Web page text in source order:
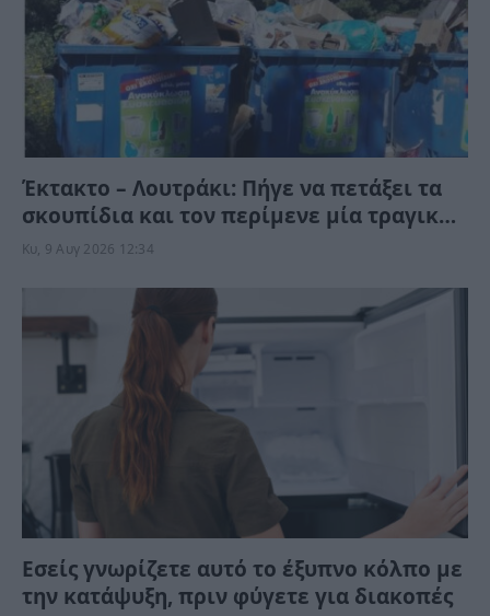
Έκτακτο – Λουτράκι: Πήγε να πετάξει τα
σκουπίδια και τον περίμενε μία τραγική
στιγμή
Κυ, 9 Αυγ 2026 12:34
Εσείς γνωρίζετε αυτό το έξυπνο κόλπο με
την κατάψυξη, πριν φύγετε για διακοπές